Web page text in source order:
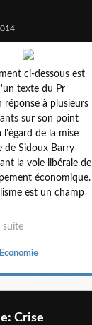
ci-dessous est
texte du Pr
réponse à plusieurs
sur son point
l'égard de la mise
de Sidoux Barry
la voie libérale de
économique.
est un champ
suite
Crise